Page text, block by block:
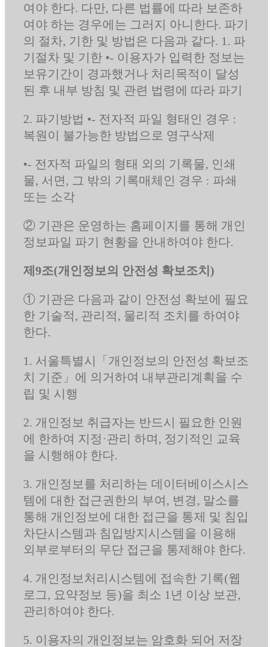
여야 한다. 다만, 다른 법률에 따라 보존하
여야 하는 경우에는 그러지 아니한다. 파기
의 절차, 기한 및 방법은 다음과 같다. 1. 파
기절차 및 기한 •- 이용자가 입력한 정보는
보유기간이 경과했거나 처리목적이 달성
된 후 내부 방침 및 관련 법령에 따라 파기
2. 파기방법 •- 전자적 파일 형태인 경우 :
복원이 불가능한 방법으로 영구삭제
•- 전자적 파일의 형태 외의 기록물, 인쇄
물, 서면, 그 밖의 기록매체인 경우 : 파쇄
또는 소각
② 기관은 운영하는 홈페이지를 통해 개인
정보파일 파기 현황을 안내하여야 한다.
제9조(개인정보의 안전성 확보조치)
① 기관은 다음과 같이 안전성 확보에 필요
한 기술적, 관리적, 물리적 조치를 하여야
한다.
1. 서울특별시「개인정보의 안전성 확보조
치 기준」에 의거하여 내부관리계획을 수
립 및 시행
2. 개인정보 취급자는 반드시 필요한 인원
에 한하여 지정·관리 하며, 정기적인 교육
을 시행해야 한다.
3. 개인정보를 처리하는 데이터베이스시스
템에 대한 접근권한의 부여, 변경, 말소를
통해 개인정보에 대한 접근을 통제 및 침입
차단시스템과 침입방지시스템을 이용해
외부로부터의 무단 접근을 통제해야 한다.
4. 개인정보처리시스템에 접속한 기록(웹
로그, 요약정보 등)을 최소 1년 이상 보관,
관리하여야 한다.
5. 이용자의 개인정보는 암호화 되어 저장